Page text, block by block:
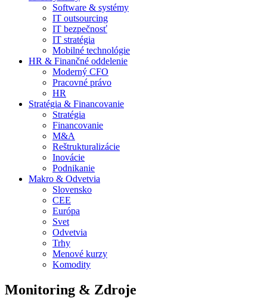
Software & systémy
IT outsourcing
IT bezpečnosť
IT stratégia
Mobilné technológie
HR & Finančné oddelenie
Moderný CFO
Pracovné právo
HR
Stratégia & Financovanie
Stratégia
Financovanie
M&A
Reštrukturalizácie
Inovácie
Podnikanie
Makro & Odvetvia
Slovensko
CEE
Európa
Svet
Odvetvia
Trhy
Menové kurzy
Komodity
Monitoring & Zdroje